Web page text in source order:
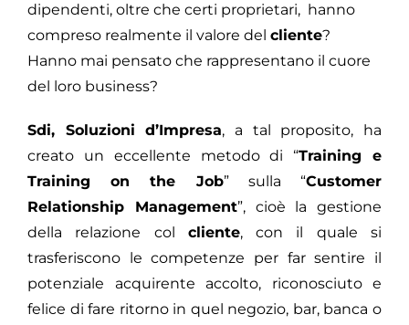
dipendenti, oltre che certi proprietari, hanno
compreso realmente il valore del cliente?
Hanno mai pensato che rappresentano il cuore
del loro business?
Sdi, Soluzioni d’Impresa, a tal proposito, ha
creato un eccellente metodo di “Training e
Training on the Job” sulla “Customer
Relationship Management”, cioè la gestione
della relazione col cliente, con il quale si
trasferiscono le competenze per far sentire il
potenziale acquirente accolto, riconosciuto e
felice di fare ritorno in quel negozio, bar, banca o